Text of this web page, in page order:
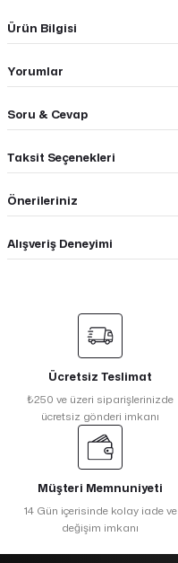
Ürün Bilgisi
Yorumlar
Soru & Cevap
Taksit Seçenekleri
Önerileriniz
Alışveriş Deneyimi
Ücretsiz Teslimat
₺250 ve üzeri siparişlerinizde
ücretsiz gönderi imkanı
Müşteri Memnuniyeti
14 Gün içerisinde kolay iade ve
değişim imkanı